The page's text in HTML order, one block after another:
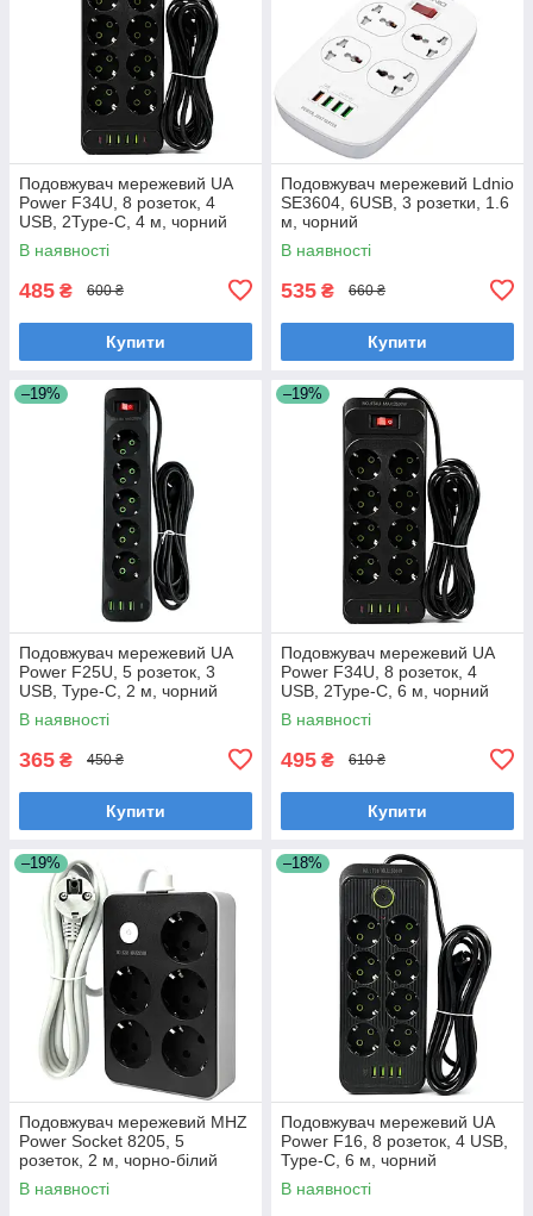
Подовжувач мережевий UA
Power F34U, 8 розеток, 4
USB, 2Type-C, 4 м, чорний
В наявності
485 ₴ 600 ₴
Купити
Подовжувач мережевий Ldnio
SE3604, 6USB, 3 розетки, 1.6
м, чорний
В наявності
535 ₴ 660 ₴
Купити
–19%
Подовжувач мережевий UA
Power F25U, 5 розеток, 3
USB, Type-C, 2 м, чорний
В наявності
365 ₴ 450 ₴
Купити
–19%
Подовжувач мережевий UA
Power F34U, 8 розеток, 4
USB, 2Type-C, 6 м, чорний
В наявності
495 ₴ 610 ₴
Купити
–19%
Подовжувач мережевий MHZ
Power Socket 8205, 5
розеток, 2 м, чорно-білий
В наявності
–18%
Подовжувач мережевий UA
Power F16, 8 розеток, 4 USB,
Type-C, 6 м, чорний
В наявності